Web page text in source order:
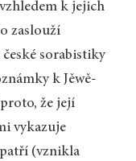
k jejich
zaslouží
sorabistiky
k Jěwě-
že její
vykazuje
(vznikla